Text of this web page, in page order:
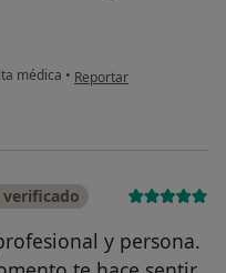
médica • en opinión del usuario
Reportar
y persona.